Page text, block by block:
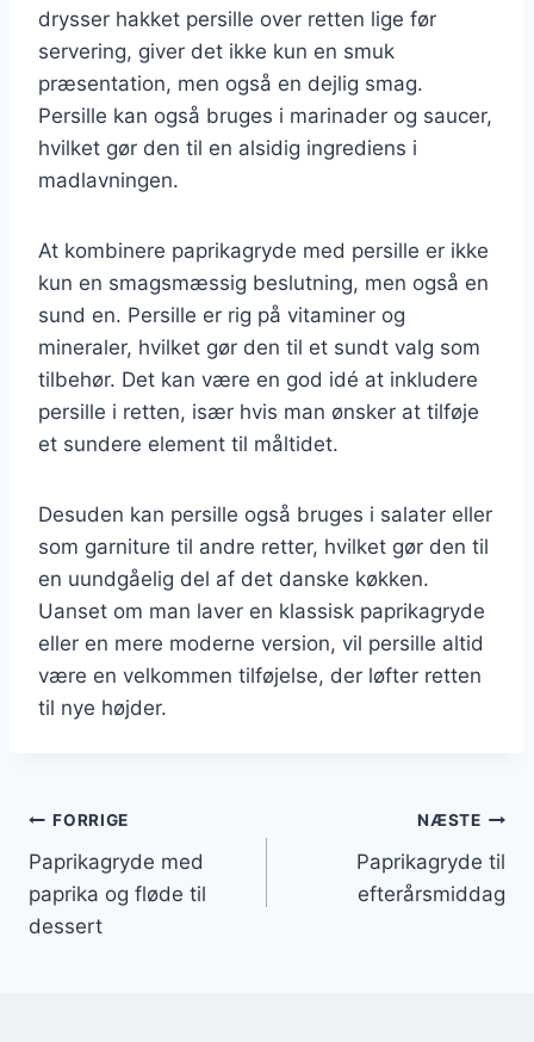
drysser hakket persille over retten lige før
servering, giver det ikke kun en smuk
præsentation, men også en dejlig smag.
Persille kan også bruges i marinader og saucer,
hvilket gør den til en alsidig ingrediens i
madlavningen.
At kombinere paprikagryde med persille er ikke
kun en smagsmæssig beslutning, men også en
sund en. Persille er rig på vitaminer og
mineraler, hvilket gør den til et sundt valg som
tilbehør. Det kan være en god idé at inkludere
persille i retten, især hvis man ønsker at tilføje
et sundere element til måltidet.
Desuden kan persille også bruges i salater eller
som garniture til andre retter, hvilket gør den til
en uundgåelig del af det danske køkken.
Uanset om man laver en klassisk paprikagryde
eller en mere moderne version, vil persille altid
være en velkommen tilføjelse, der løfter retten
til nye højder.
Indlægsnavigation
FORRIGE
Paprikagryde med
paprika og fløde til
dessert
NÆSTE
Paprikagryde til
efterårsmiddag